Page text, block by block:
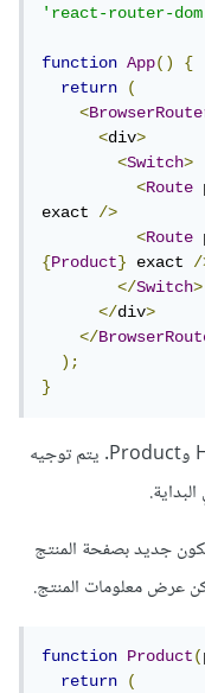
'react-router-
function App()
{
return
(
<
<div>
<Switch>
<Route
exact />
<Route
{Product} exact
</Switch>
</div>
</
);
}
، يتم تسجيل صفحتين: Home وProduct. يتم توجيه
جديد بصفحة المنتج
function Product
return
(